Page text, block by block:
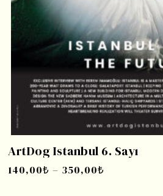
ArtDog Istanbul 6. Sayı
140,00₺ – 350,00₺